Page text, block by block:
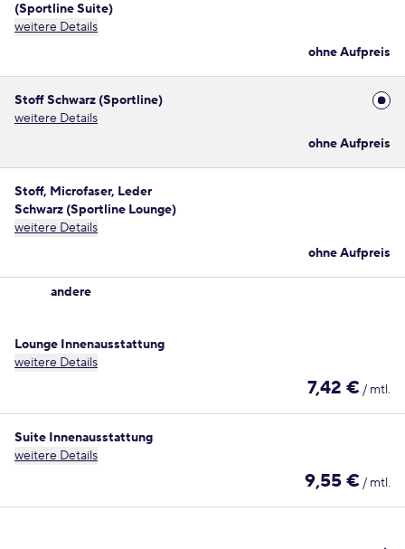
(Sportline Suite)
weitere Details
ohne Aufpreis
Stoff Schwarz (Sportline)
weitere Details
ohne Aufpreis
Stoff, Microfaser, Leder
Schwarz (Sportline Lounge)
weitere Details
ohne Aufpreis
andere
Lounge Innenausstattung
weitere Details
7,42 € / mtl.
Suite Innenausstattung
weitere Details
9,55 € / mtl.